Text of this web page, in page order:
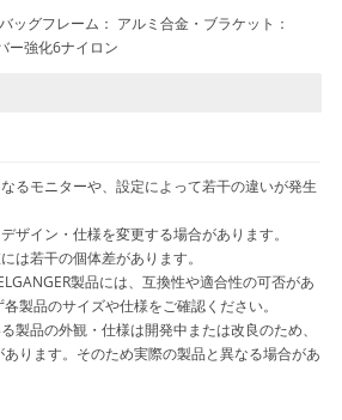
ッグフレーム： アルミ合金・ブラケット：
ー強化6ナイロン
るモニターや、設定によって若干の違いが発生
ザイン・仕様を変更する場合があります。
は若干の個体差があります。
製品には、互換性や適合性の可否があ
製品のサイズや仕様をご確認ください。
製品の外観・仕様は開発中または改良のため、
ります。そのため実際の製品と異なる場合があ